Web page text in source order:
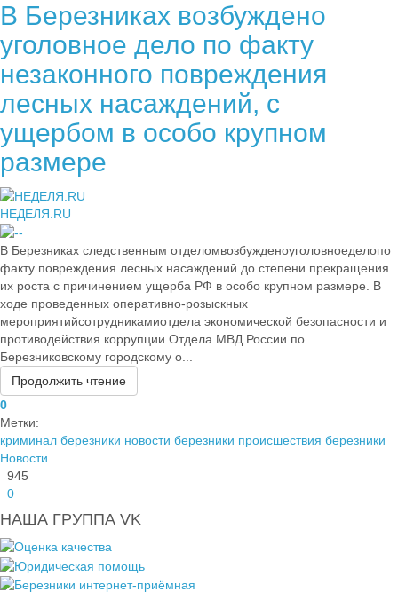
В Березниках возбуждено
уголовное дело по факту
незаконного повреждения
лесных насаждений, с
ущербом в особо крупном
размере
НЕДЕЛЯ.RU
В Березниках следственным отделомвозбужденоуголовноеделопо
факту повреждения лесных насаждений до степени прекращения
их роста с причинением ущерба РФ в особо крупном размере. В
ходе проведенных оперативно-розыскных
мероприятийсотрудникамиотдела экономической безопасности и
противодействия коррупции Отдела МВД России по
Березниковскому городскому о...
Продолжить чтение
0
Метки:
криминал березники новости березники происшествия березники
Новости
945
0
НАША ГРУППА VK